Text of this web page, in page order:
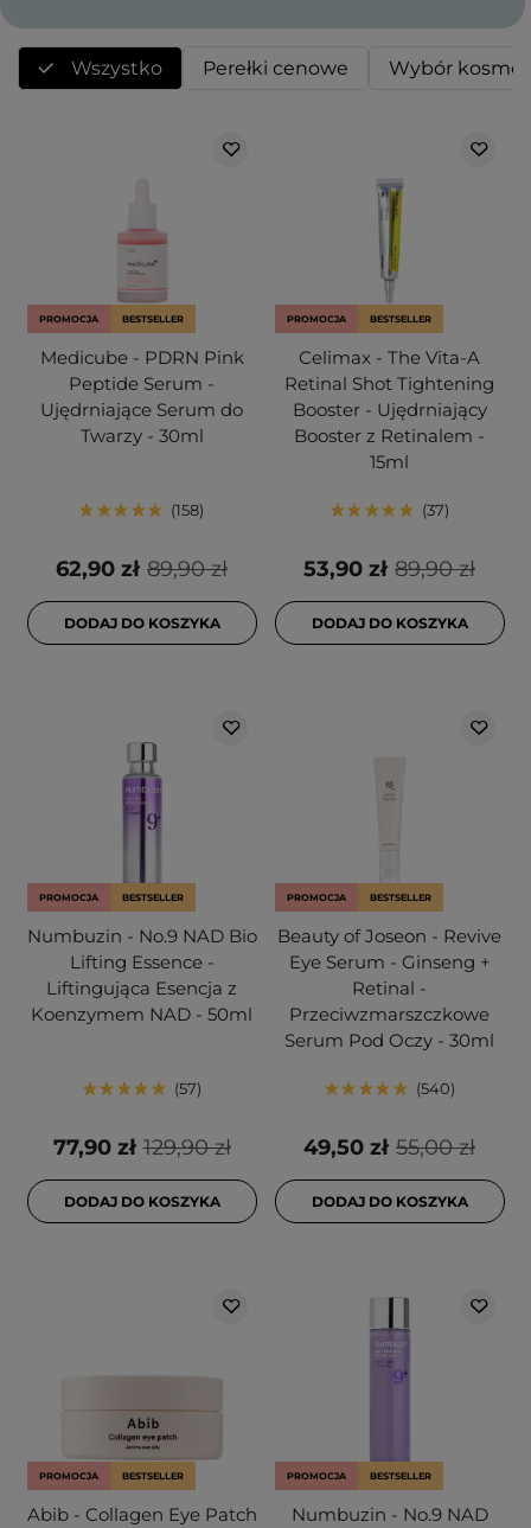
Wszystko Perełki cenowe Wybór
PROMOCJA BESTSELLER
Medicube - PDRN Pink
Peptide Serum -
Ujędrniające Serum do
Twarzy - 30ml
158
89,90 zł
62,90 zł
DODAJ DO KOSZYKA
PROMOCJA BESTSELLER
Celimax - The Vita-A
Retinal Shot Tightening
Booster - Ujędrniający
Booster z Retinalem -
15ml
37
89,90 zł
53,90 zł
DODAJ DO KOSZYKA
PROMOCJA BESTSELLER
Numbuzin - No.9 NAD Bio
Lifting Essence -
Liftingująca Esencja z
Koenzymem NAD - 50ml
57
129,90 zł
77,90 zł
DODAJ DO KOSZYKA
PROMOCJA BESTSELLER
Beauty of Joseon - Revive
Eye Serum - Ginseng +
Retinal -
Przeciwzmarszczkowe
Serum Pod Oczy - 30ml
540
55,00 zł
49,50 zł
DODAJ DO KOSZYKA
PROMOCJA BESTSELLER
Abib - Collagen Eye Patch
PROMOCJA BESTSELLER
Numbuzin - No.9 NAD